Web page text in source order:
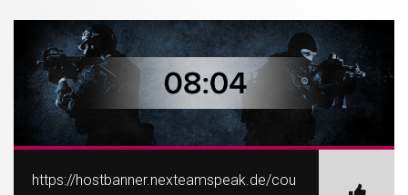
https://hostbanner.nexteamspeak.de/cou